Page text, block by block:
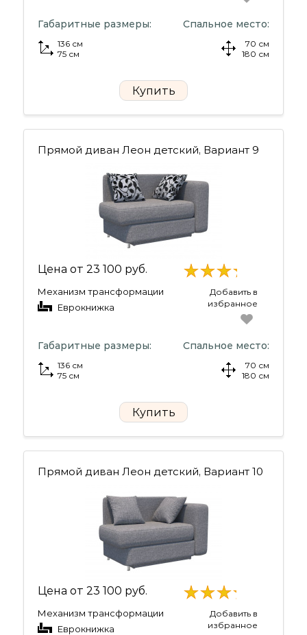
Габаритные размеры:
136 см
75 см
Спальное место:
70 см
180 см
Купить
Прямой диван Леон детский, Вариант 9
Цена от 23 100 руб.
Механизм трансформации
Еврокнижка
Добавить в
избранное
Габаритные размеры:
136 см
75 см
Спальное место:
70 см
180 см
Купить
Прямой диван Леон детский, Вариант 10
Цена от 23 100 руб.
Механизм трансформации
Еврокнижка
Добавить в
избранное